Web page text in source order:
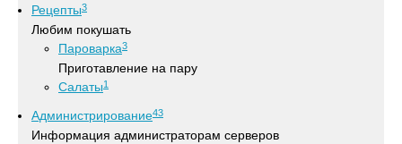
Рецепты3
Любим покушать
Пароварка3
Приготавление на пару
Салаты1
Администрирование43
Информация администраторам серверов